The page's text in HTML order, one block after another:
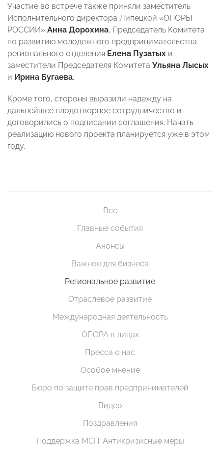
Участие во встрече также приняли заместитель
Исполнительного директора Липецкой «ОПОРЫ
РОССИИ» Анна Дорохина, Председатель Комитета
по развитию молодежного предпринимательства
регионального отделения Елена Пузатых и
заместители Председателя Комитета Ульяна Лысых
и Ирина Бугаева.
Кроме того, стороны выразили надежду на
дальнейшее плодотворное сотрудничество и
договорились о подписании соглашения. Начать
реализацию нового проекта планируется уже в этом
году.
Все
Главные события
Анонсы
Важное для бизнеса
Региональное развитие
Отраслевое развитие
Международная деятельность
ОПОРА в лицах
Пресса о нас
Особое мнение
Бюро по защите прав предпринимателей
Видео
Поздравления
Поддержка МСП. Антикризисные меры